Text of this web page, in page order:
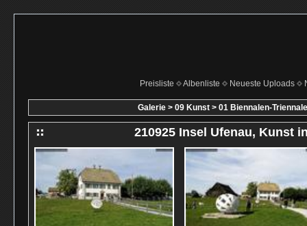
Preisliste Albenliste Neueste Uploads
Galerie> 09 Kunst> 01 Biennalen-
210925 Insel Ufenau, Kunst